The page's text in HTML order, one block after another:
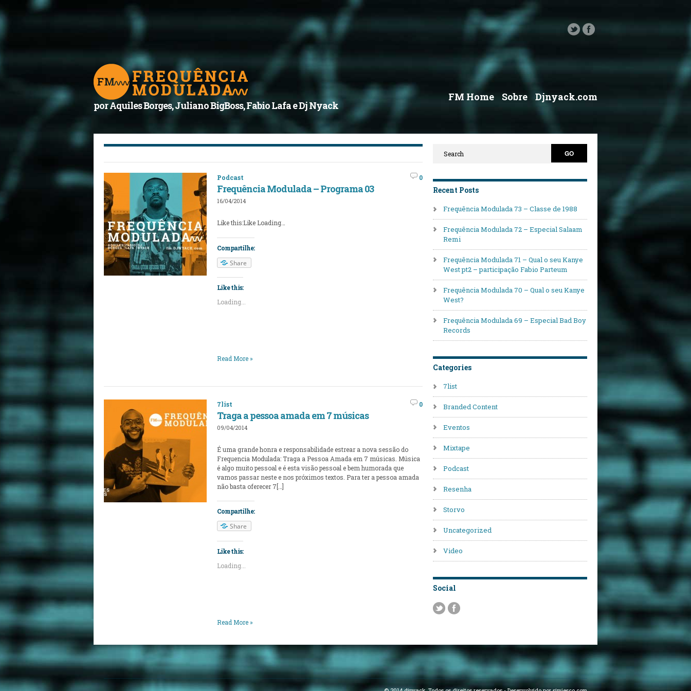
por Aquiles Borges, Juliano BigBoss, Fabio Lafa e Dj Nyack
FM Home Sobre Djnyack.com
Podcast
Frequência Modulada – Programa 03
16/04/2014
0
Like this:Like Loading…
Compartilhe:
Share
Like this:
Loading...
Read More »
7list
Traga a pessoa amada em 7 músicas
09/04/2014
0
É uma grande honra e responsabilidade estrear a nova sessão do
Frequencia Modulada: Traga a Pessoa Amada em 7 músicas. Música
é algo muito pessoal e é esta visão pessoal e bem humorada que
vamos passar neste e nos próximos textos. Para ter a pessoa amada
não basta oferecer 7[…]
Compartilhe:
Share
Like this:
Loading...
Read More »
Recent Posts
Frequência Modulada 73 – Classe de 1988
Frequência Modulada 72 – Especial Salaam
Remi
Frequência Modulada 71 – Qual o seu Kanye
West pt2 – participação Fabio Parteum
Frequência Modulada 70 – Qual o seu Kanye
West?
Frequência Modulada 69 – Especial Bad Boy
Records
Categories
7list
Branded Content
Eventos
Mixtape
Podcast
Resenha
Storvo
Uncategorized
Video
Social